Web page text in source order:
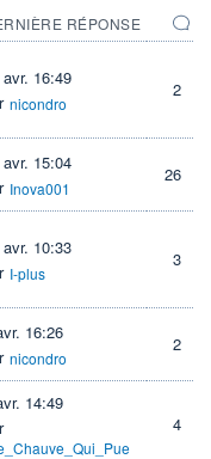
+ LISTE
RÉPONSE
avr. 16:49
nicondro
2
avr. 15:04
Inova001
26
avr. 10:33
I-plus
3
16:26
nicondro
2
14:49
4